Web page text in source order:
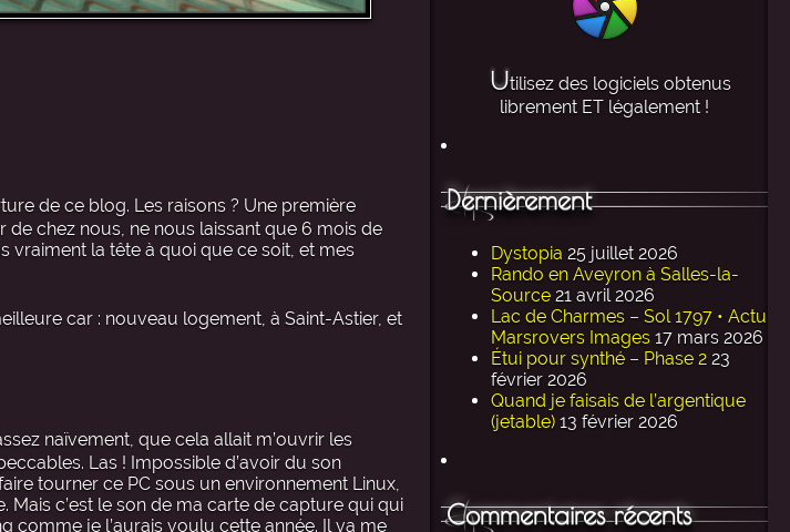
Utilisez des logiciels obtenus
librement ET légalement !
Dernièrement
Dystopia 25 juillet 2026
Rando en Aveyron à Salles-la-
Source 21 avril 2026
Lac de Charmes – Sol 1797 • Actu
Marsrovers Images 17 mars 2026
Étui pour synthé – Phase 2 23
février 2026
Quand je faisais de l’argentique
(jetable) 13 février 2026
Commentaires récents
de ce blog. Les raisons ? Une première
chez nous, ne nous laissant que 6 mois de
vraiment la tête à quoi que ce soit, et mes
car : nouveau logement, à Saint-Astier, et
naïvement, que cela allait m’ouvrir les
Las ! Impossible d’avoir du son
tourner ce PC sous un environnement Linux,
Mais c’est le son de ma carte de capture qui qui
comme je l’aurais voulu cette année. Il va me